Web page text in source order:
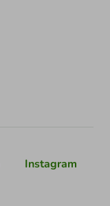
Instagram